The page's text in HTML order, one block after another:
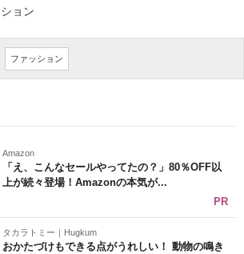
合サイト
用を支援
門サイト
門サイト
応用
ョン
ファッション
Amazon
「え、こんなセールやってたの？」80％OFF以
上が続々登場！Amazonの本気が...
PR
タカラトミー｜Hugkum
おかたづけもできる点がうれしい！ 動物の鳴き